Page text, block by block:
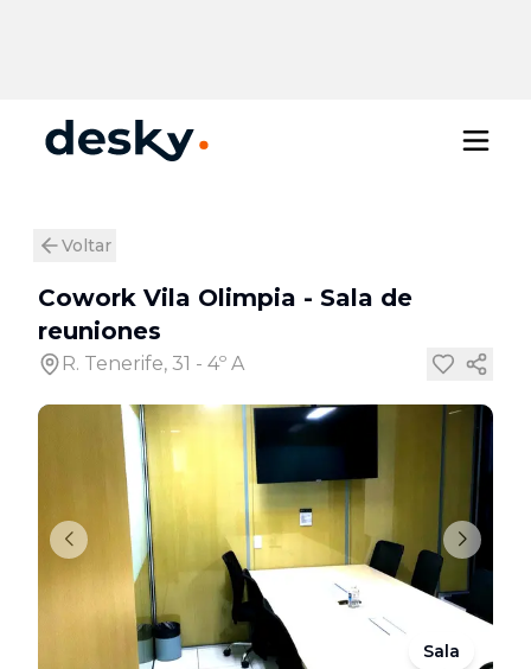
Voltar
Cowork Vila Olimpia - Sala de
reuniones
R. Tenerife, 31 - 4º A
Sala